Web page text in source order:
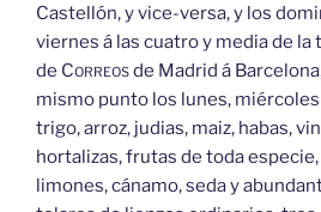
Castellón, y vice-versa, y los
viernes á las cuatro y media de la
de Correosde Madrid á
mismo punto los lunes, miércoles
trigo, arroz, judias, maiz, habas,
hortalizas, frutas de toda
limones, cánamo, seda y